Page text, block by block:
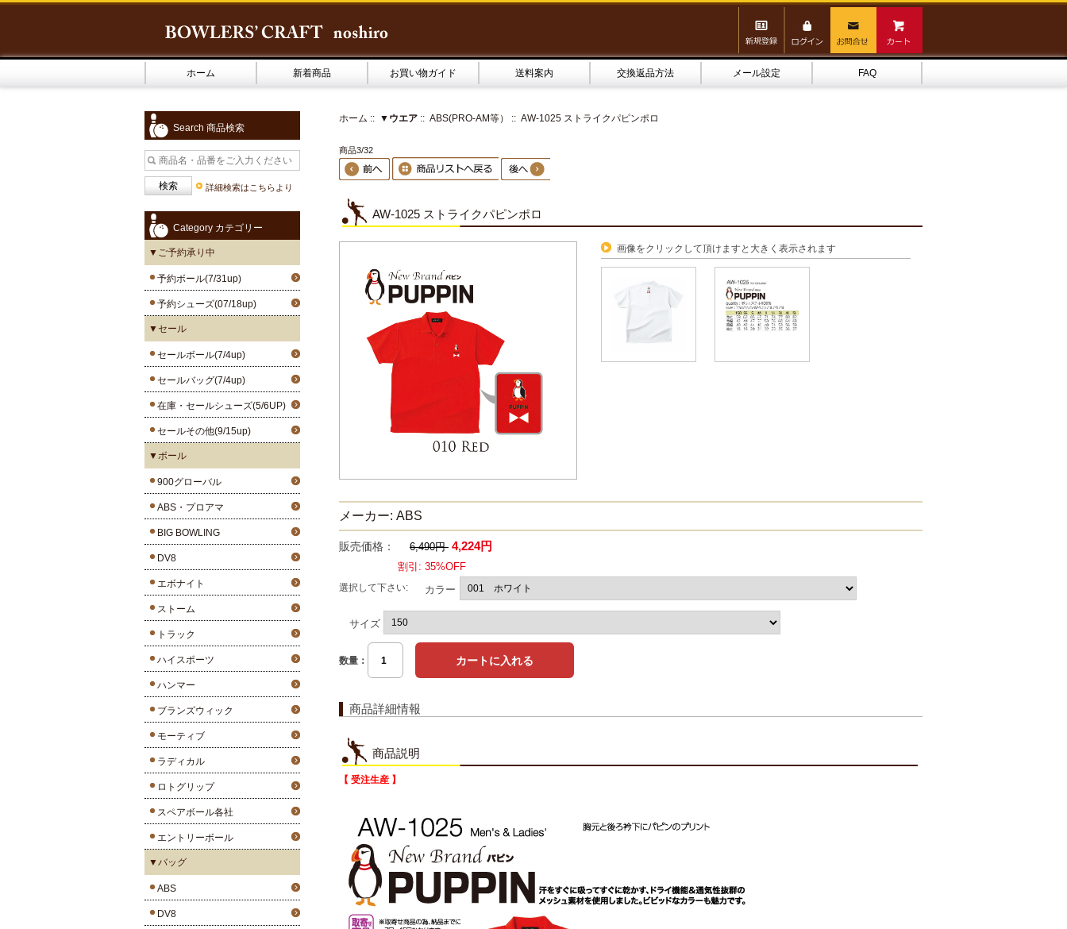
ホーム 新着商品 お買い物ガイド 送料案内 交換返品方法 メール設定 FAQ
Search 商品検索
詳細検索はこちらより
Category カテゴリー
▼ご予約承り中
予約ボール(7/31up)
予約シューズ(07/18up)
▼セール
セールボール(7/4up)
セールバッグ(7/4up)
在庫・セールシューズ(5/6UP)
セールその他(9/15up)
▼ボール
900グローバル
ABS・プロアマ
BIG BOWLING
DV8
エボナイト
ストーム
トラック
ハイスポーツ
ハンマー
ブランズウィック
モーティブ
ラディカル
ロトグリップ
スペアボール各社
エントリーボール
▼バッグ
ABS
DV8
ホーム :: ▼ウエア :: ABS(PRO-AM等） :: AW-1025 ストライクパピンポロ
商品3/32
AW-1025 ストライクパピンポロ
画像をクリックして頂けますと大きく表示されます
メーカー: ABS
販売価格： 6,490円 4,224円
割引: 35%OFF
選択して下さい:
カラー
サイズ
数量：
商品詳細情報
商品説明
【 受注生産 】